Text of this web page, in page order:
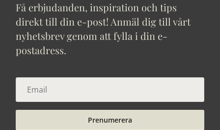
Få erbjudanden, inspiration och tips
direkt till din e-post! Anmäl dig till vårt
nyhetsbrev genom att fylla i din e-
postadress.
Prenumerera